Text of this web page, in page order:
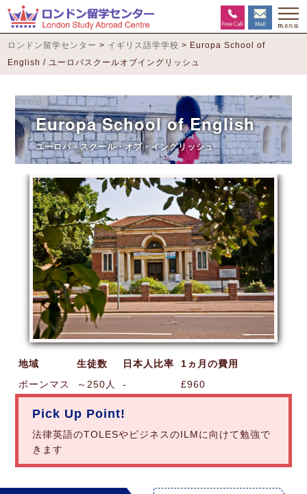
ロンドン留学センター > イギリス語学学校 > Europa School of
English / ユーロパスクールオブイングリッシュ
Europa School of English
ユーロパ・スクール・オブ・イングリッシュ
地域 生徒数 日本人比率
1ヵ月の費用
ボーンマス
～250人 - £960
Pick Up Point!
法律英語のTOLESやビジネスのILMに向けて勉強で
きます